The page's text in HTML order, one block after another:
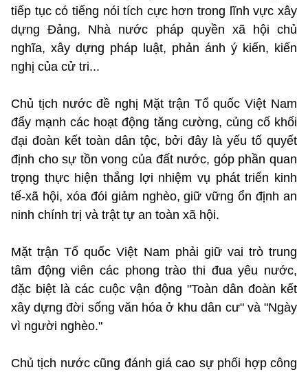
tiếp tục có tiếng nói tích cực hơn trong lĩnh vực xây
dựng Đảng, Nhà nước pháp quyền xã hội chủ
nghĩa, xây dựng pháp luật, phản ánh ý kiến, kiến
nghị của cử tri...
Chủ tịch nước đề nghị Mặt trận Tổ quốc Việt Nam
đẩy mạnh các hoạt động tăng cường, củng cố khối
đại đoàn kết toàn dân tộc, bởi đây là yếu tố quyết
định cho sự tồn vong của đất nước, góp phần quan
trọng thực hiện thắng lợi nhiệm vụ phát triển kinh
tế-xã hội, xóa đói giảm nghèo, giữ vững ổn định an
ninh chính trị và trật tự an toàn xã hội.
Mặt trận Tổ quốc Việt Nam phải giữ vai trò trung
tâm động viên các phong trào thi đua yêu nước,
đặc biệt là các cuộc vận động "Toàn dân đoàn kết
xây dựng đời sống văn hóa ở khu dân cư" và "Ngày
vì người nghèo."
Chủ tịch nước cũng đánh giá cao sự phối hợp công